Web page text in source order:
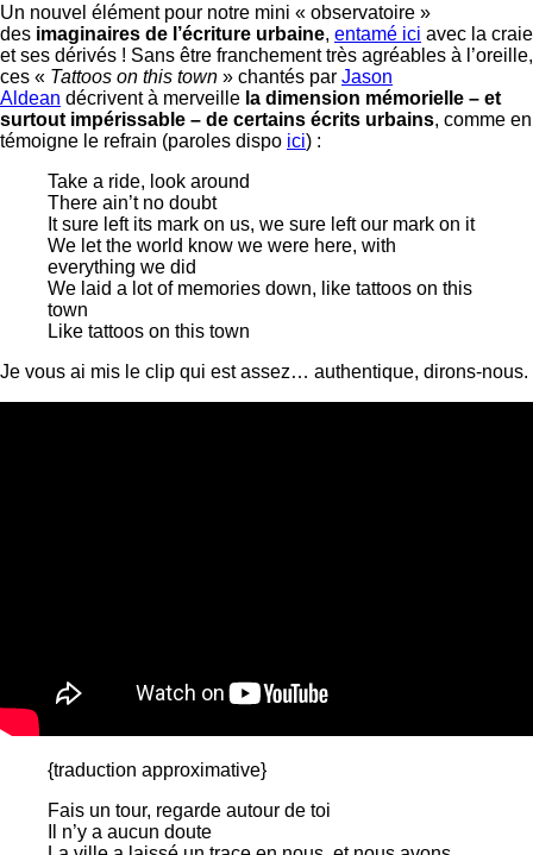
Un nouvel élément pour notre mini « observatoire »
des imaginaires de l’écriture urbaine, entamé ici avec la craie
et ses dérivés ! Sans être franchement très agréables à l’oreille,
ces « Tattoos on this town » chantés par Jason
Aldean décrivent à merveille la dimension mémorielle – et
surtout impérissable – de certains écrits urbains, comme en
témoigne le refrain (paroles dispo ici) :
Take a ride, look around
There ain’t no doubt
It sure left its mark on us, we sure left our mark on it
We let the world know we were here, with
everything we did
We laid a lot of memories down, like tattoos on this
town
Like tattoos on this town
Je vous ai mis le clip qui est assez… authentique, dirons-nous.
{traduction approximative}
Fais un tour, regarde autour de toi
Il n’y a aucun doute